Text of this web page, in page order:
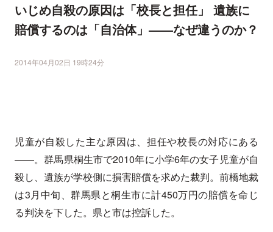
いじめ自殺の原因は「校長と担任」 遺族に
賠償するのは「自治体」――なぜ違うのか？
2014年04月02日 19時24分
児童が自殺した主な原因は、担任や校長の対応にある
――。群馬県桐生市で2010年に小学6年の女子児童が自
殺し、遺族が学校側に損害賠償を求めた裁判。前橋地裁
は3月中旬、群馬県と桐生市に計450万円の賠償を命じ
る判決を下した。県と市は控訴した。